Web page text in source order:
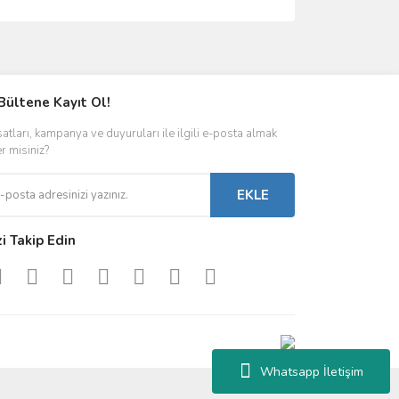
Whatsapp İletişim
Kayıt Ol!
kampanya ve duyuruları ile ilgili e-posta almak
misiniz?
EKLE
Takip Edin